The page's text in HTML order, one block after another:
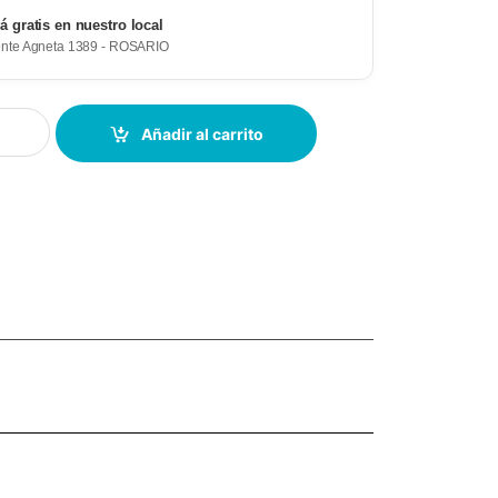
gratis en nuestro local
Agneta 1389 - ROSARIO
Añadir al carrito